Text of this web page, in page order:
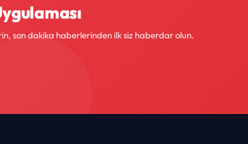
son dakika haberlerinden ilk siz haberdar olun.